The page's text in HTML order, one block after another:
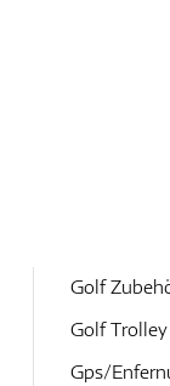
Golf
Golf Trolley
Gps/